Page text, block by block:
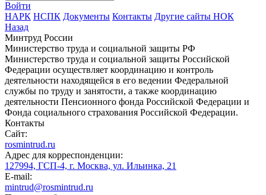
Войти
НАРК НСПК Документы Контакты Другие сайты НОК
Назад
Минтруд России
Министерство труда и социальной защиты РФ
Министерство труда и социальной защиты Российской
Федерации осуществляет координацию и контроль
деятельности находящейся в его ведении Федеральной
службы по труду и занятости, а также координацию
деятельности Пенсионного фонда Российской Федерации и
Фонда социального страхования Российской Федерации.
Контакты
Сайт:
rosmintrud.ru
Адрес для корреспонденции:
127994, ГСП-4, г. Москва, ул. Ильинка, 21
E-mail:
mintrud@rosmintrud.ru